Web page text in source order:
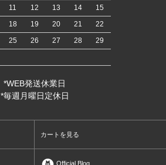
11 12 13 14
15
18 19 20 21
22
25 26 27 28
29
*WEB発送休業日
*毎週月曜日定休日
カートを見る
Official Blog